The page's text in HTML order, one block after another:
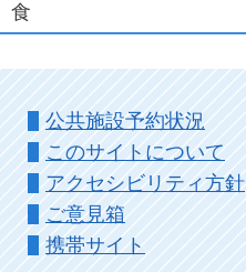
食
公共施設予約状況
このサイトについて
アクセシビリティ方針
ご意見箱
携帯サイト